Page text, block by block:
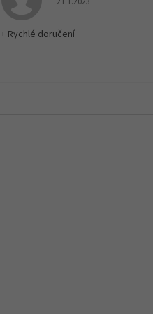
+ Rychlé doručení